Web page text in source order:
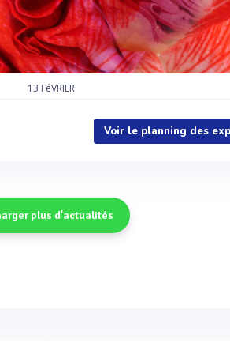
13 FéVRIER
Voir le planning des
plus d'actualités